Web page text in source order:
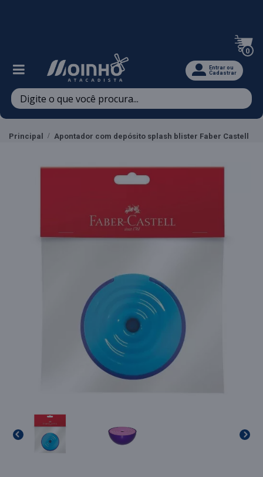
0
Entrar ou
Cadastrar
Principal Apontador com depósito splash blister Faber Castell